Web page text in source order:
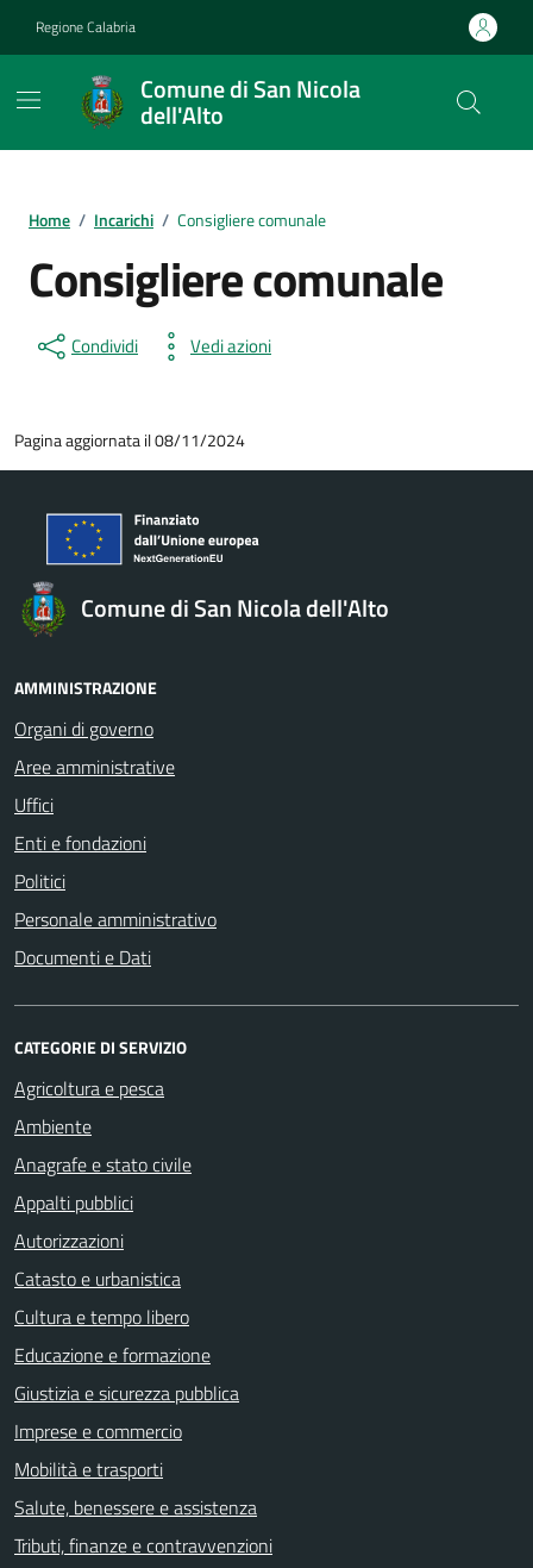
Regione Calabria
Comune di San Nicola
dell'Alto
Home / Incarichi / Consigliere comunale
Consigliere comunale
Condividi Vedi azioni
Pagina aggiornata il 08/11/2024
Comune di San Nicola dell'Alto
AMMINISTRAZIONE
Organi di governo
Aree amministrative
Uffici
Enti e fondazioni
Politici
Personale amministrativo
Documenti e Dati
CATEGORIE DI SERVIZIO
Agricoltura e pesca
Ambiente
Anagrafe e stato civile
Appalti pubblici
Autorizzazioni
Catasto e urbanistica
Cultura e tempo libero
Educazione e formazione
Giustizia e sicurezza pubblica
Imprese e commercio
Mobilità e trasporti
Salute, benessere e assistenza
Tributi, finanze e contravvenzioni